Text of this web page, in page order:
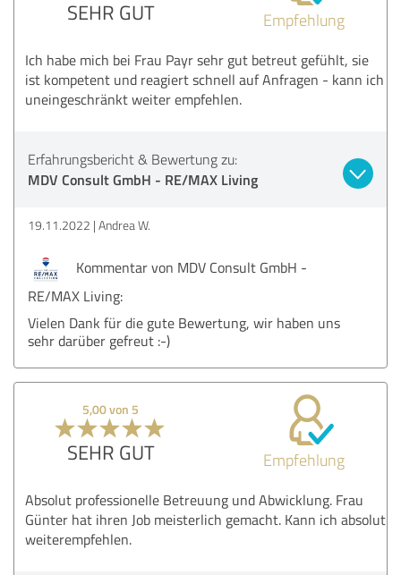
SEHR GUT Empfehlung
Ich habe mich bei Frau Payr sehr gut betreut gefühlt, sie
ist kompetent und reagiert schnell auf Anfragen - kann ich
uneingeschränkt weiter empfehlen.
Erfahrungsbericht & Bewertung zu:
MDV Consult GmbH - RE/MAX Living
19.11.2022 Andrea W.
Kommentar von MDV Consult GmbH -
RE/MAX Living:
Vielen Dank für die gute Bewertung, wir haben uns
sehr darüber gefreut :-)
5,00 von 5
SEHR GUT Empfehlung
Absolut professionelle Betreuung und Abwicklung. Frau
Günter hat ihren Job meisterlich gemacht. Kann ich absolut
weiterempfehlen.